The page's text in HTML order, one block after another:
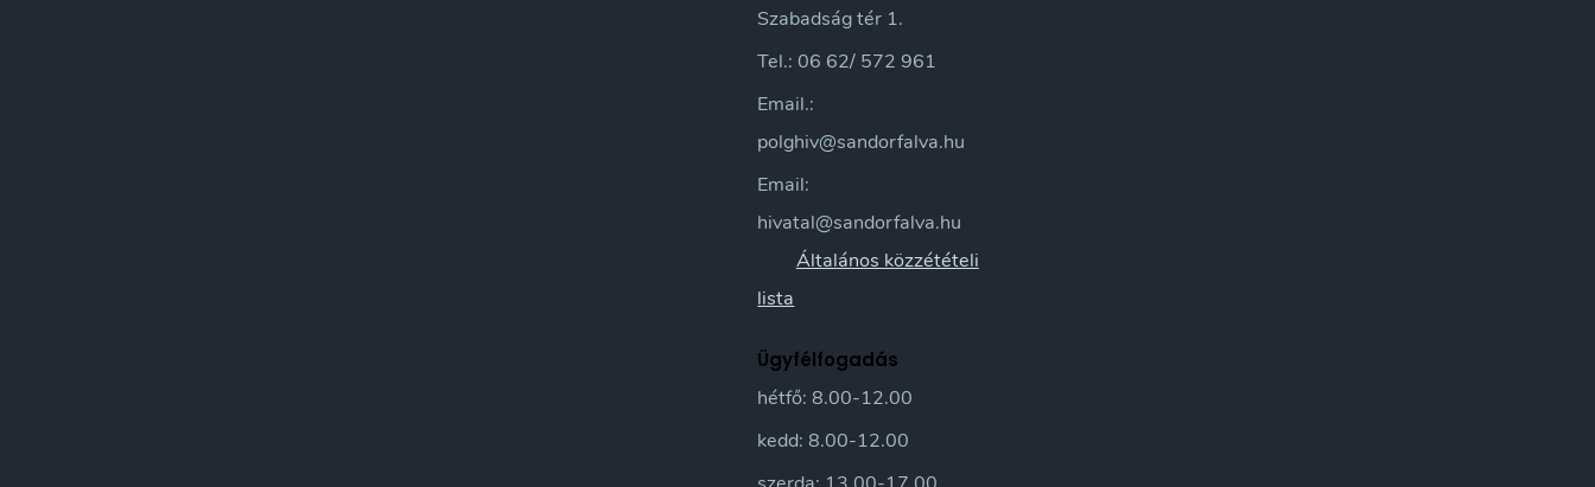
Szabadság tér 1.
Tel.: 06 62/ 572 961
Email.:
polghiv@sandorfalva.hu
Email:
hivatal@sandorfalva.hu
Általános közzétételi
lista
Ügyfélfogadás
hétfő: 8.00-12.00
kedd: 8.00-12.00